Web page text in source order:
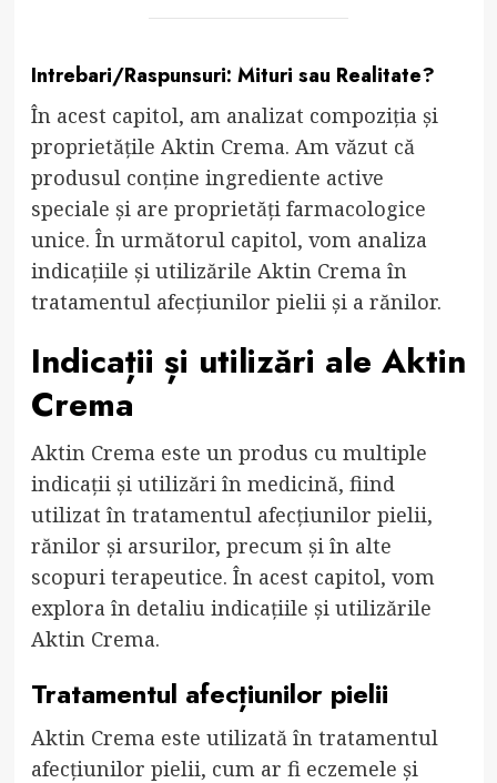
Intrebari/Raspunsuri: Mituri sau Realitate?
În acest capitol, am analizat compoziția și
proprietățile Aktin Crema. Am văzut că
produsul conține ingrediente active
speciale și are proprietăți farmacologice
unice. În următorul capitol, vom analiza
indicațiile și utilizările Aktin Crema în
tratamentul afecțiunilor pielii și a rănilor.
Indicații și utilizări ale Aktin
Crema
Aktin Crema este un produs cu multiple
indicații și utilizări în medicină, fiind
utilizat în tratamentul afecțiunilor pielii,
rănilor și arsurilor, precum și în alte
scopuri terapeutice. În acest capitol, vom
explora în detaliu indicațiile și utilizările
Aktin Crema.
Tratamentul afecțiunilor pielii
Aktin Crema este utilizată în tratamentul
afecțiunilor pielii, cum ar fi eczemele și